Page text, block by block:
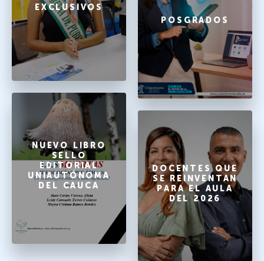
EXCLUSIVOS
POSGRADOS
NUEVO LIBRO
SELLO
EDITORIAL
UNIAUTÓNOMA
DEL CAUCA
DOCENTES QUE
SE REINVENTAN
PARA EL AULA
DEL 2026